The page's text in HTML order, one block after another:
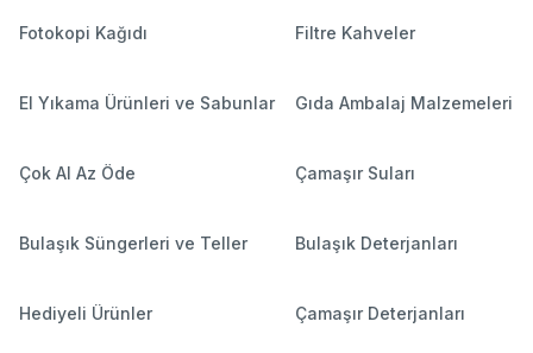
Fotokopi Kağıdı Filtre Kahveler
El Yıkama Ürünleri ve Sabunlar Gıda Ambalaj Malzemeleri
Çok Al Az Öde Çamaşır Suları
Bulaşık Süngerleri ve Teller Bulaşık Deterjanları
Hediyeli Ürünler Çamaşır Deterjanları